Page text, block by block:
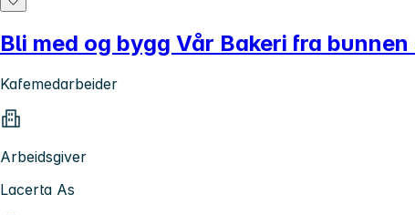
Bli med og bygg Vår Bakeri fra
Kafemedarbeider
Arbeidsgiver
Lacerta As